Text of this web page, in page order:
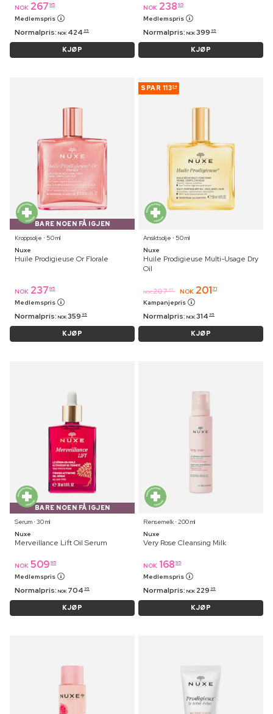
NOK 267 95
Medlemspris
Normalpris: NOK 424 95
KJØP
NOK 238 95
Medlemspris
Normalpris: NOK 399 95
KJØP
BARE NOEN FÅ IGJEN
Kroppsolje ⋅ 50 ml
Nuxe
Huile Prodigieuse Or Florale
NOK 237 95
Medlemspris
Normalpris: NOK 359 95
KJØP
SPAR 11324
Ansiktsolje ⋅ 50 ml
Nuxe
Huile Prodigieuse Multi-Usage Dry
Oil
NOK 207 95 NOK 201 71
Kampanjepris
Normalpris: NOK 314 95
KJØP
BARE NOEN FÅ IGJEN
Serum ⋅ 30 ml
Nuxe
Merveillance Lift Oil Serum
NOK 509 95
Medlemspris
Normalpris: NOK 704 95
KJØP
Rensemelk ⋅ 200 ml
Nuxe
Very Rose Cleansing Milk
NOK 168 95
Medlemspris
Normalpris: NOK 229 95
KJØP